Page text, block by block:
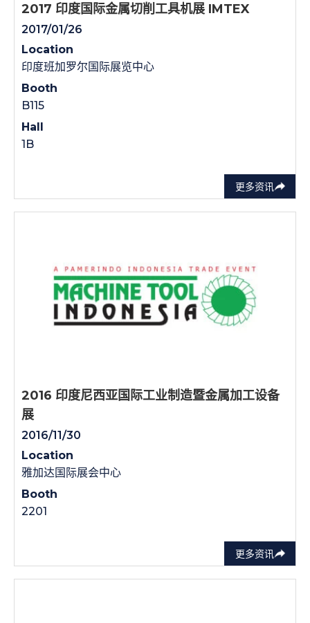
更多资讯
2017 印度国际金属切削工具机展 IMTEX
2017/01/26
Location
印度班加罗尔国际展览中心
Booth
B115
Hall
1B
更多资讯
2016 印度尼西亚国际工业制造暨金属加工设备
展
2016/11/30
Location
雅加达国际展会中心
Booth
2201